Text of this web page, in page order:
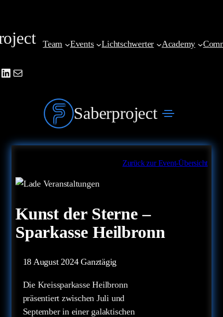
springen
Mail
Team Events Lichtschwerter Academy
Saberproject
Zurück zur Event-Übersicht
Kunst der Sterne –
Sparkasse Heilbronn
18 August 2024Ganztägig
Die Kreissparkasse Heilbronn
präsentiert zwischen Juli und
September in einer galaktischen